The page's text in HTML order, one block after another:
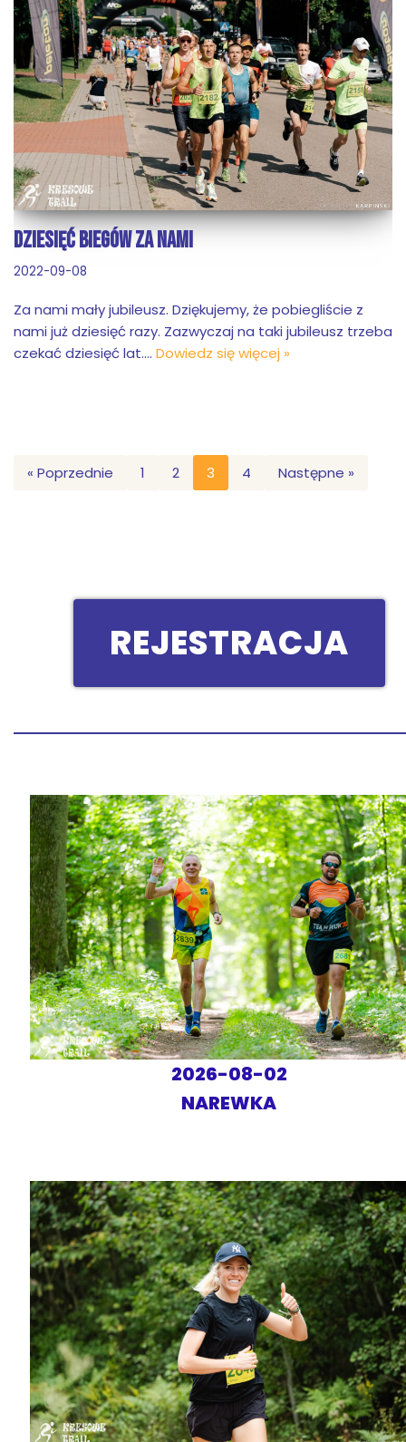
DZIESIĘĆ BIEGÓW ZA NAMI
2022-09-08
Za nami mały jubileusz. Dziękujemy, że pobiegliście z
nami już dziesięć razy. Zazwyczaj na taki jubileusz trzeba
czekać dziesięć lat.… Dowiedz się więcej »
« Poprzednie 1 2 3 4 Następne »
REJESTRACJA
2026-08-02
NAREWKA